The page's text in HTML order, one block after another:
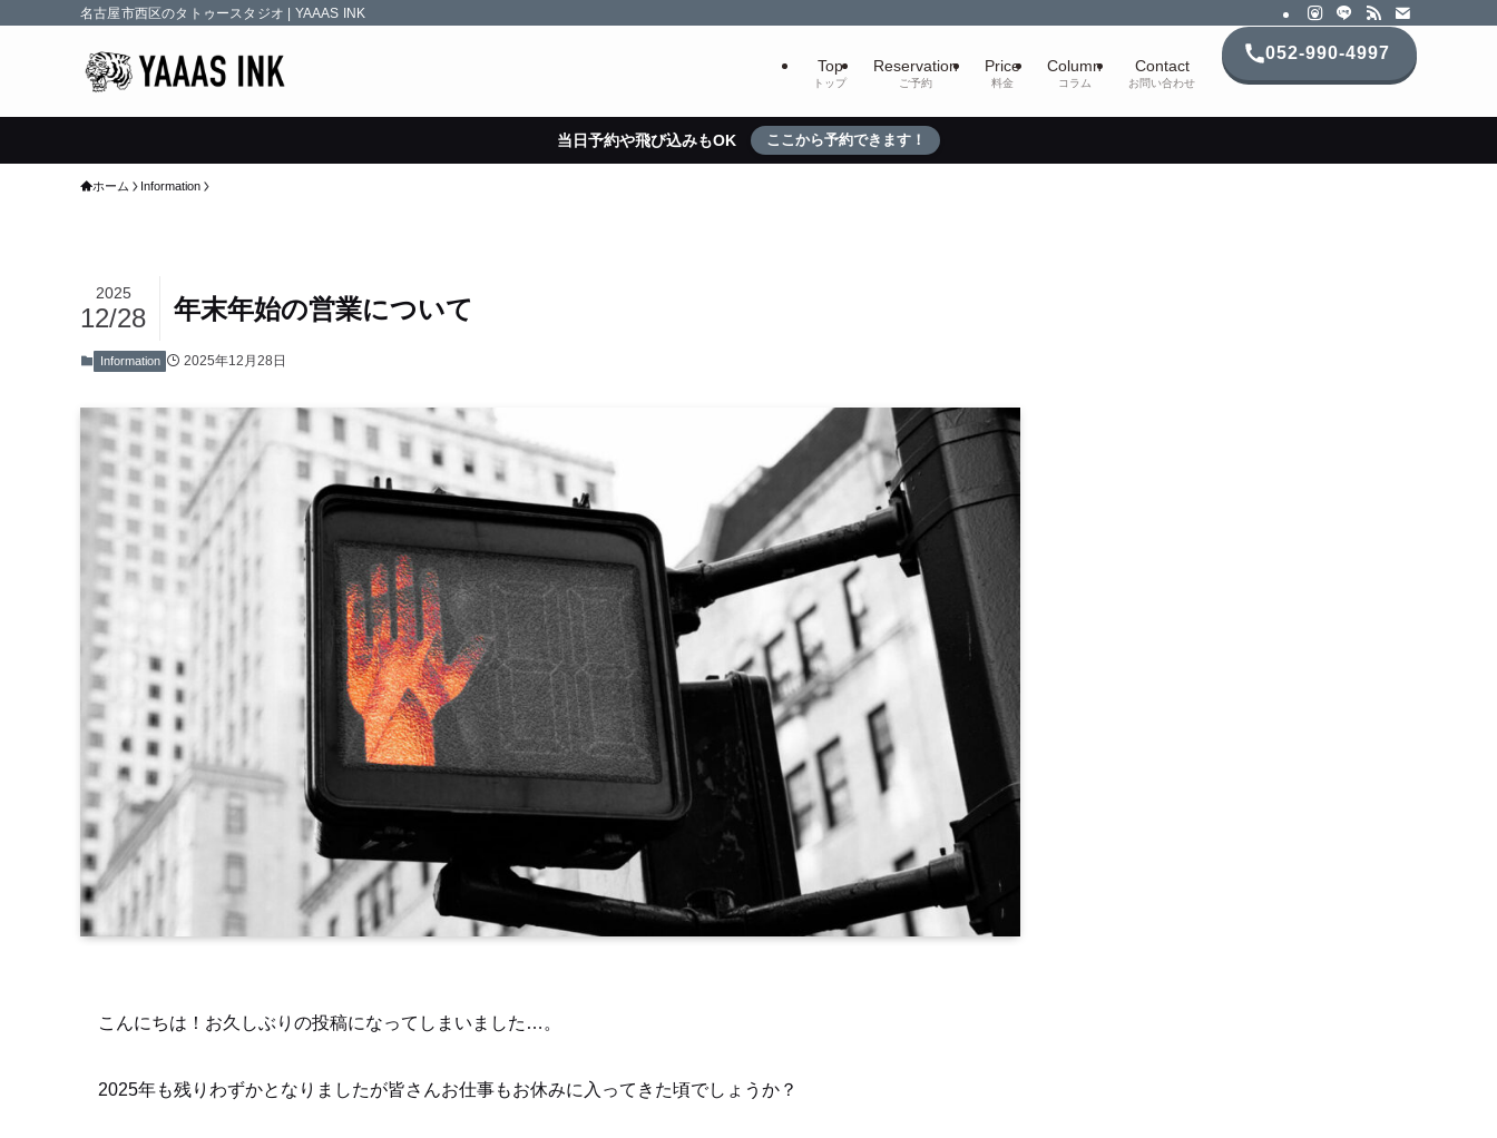
名古屋市西区のタトゥースタジオ | YAAAS INK
Top
トップ
Reservation
ご予約
Price
料金
Column
コラム
Contact
お問い合わせ
052-990-4997
当日予約や飛び込みもOK ここから予約できます！
ホーム Information
年末年始の営業について
2025
12/28
Information 2025年12月28日
こんにちは！お久しぶりの投稿になってしまいました…。
2025年も残りわずかとなりましたが皆さんお仕事もお休みに入ってきた頃でしょうか？